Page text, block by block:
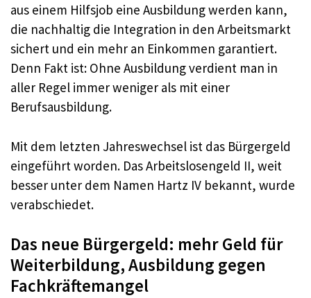
aus einem Hilfsjob eine Ausbildung werden kann,
die nachhaltig die Integration in den Arbeitsmarkt
sichert und ein mehr an Einkommen garantiert.
Denn Fakt ist: Ohne Ausbildung verdient man in
aller Regel immer weniger als mit einer
Berufsausbildung.
Mit dem letzten Jahreswechsel ist das Bürgergeld
eingeführt worden. Das Arbeitslosengeld II, weit
besser unter dem Namen Hartz IV bekannt, wurde
verabschiedet.
Das neue Bürgergeld: mehr Geld für
Weiterbildung, Ausbildung gegen
Fachkräftemangel